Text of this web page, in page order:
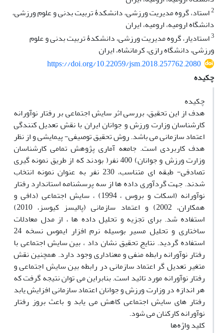
2استاد، گروه مدیریت ورزشی، دانشکدۀ تربیت بدنی و علوم ورزشی،
دانشگاه ارومیه، ارومیه، ایران
3استادیار، گروه مدیریت ورزشی، دانشکدۀ تربیت بدنی و علوم
ورزشی، دانشگاه رازی، کرمانشاه، ایران
https://doi.org/10.22059/jsm.2018.257762.2080
چکیده
چکیده
هدف از این تحقیق، بررسی اثر سایش اجتماعی بر رفتار نوآورانه
کارشناسان وزارت ورزش و جوانان ایران با نقش تعدیل کنندگی
اعتماد سازمانی می باشد. روش تحقیق توصیفی- پیمایشی و از نظر
هدف کاربردی است. جامعه آماری پژوهش تمامی کارشناسان
وزارت ورزش و جوانان) 400 نفر( بودند که از طریق نمونه گیری
تصادفی- طبقه ای متناسب، 230 نفر به عنوان نمونه انتخاب
شدند. جهت گردآوری داده ها از سه پرسشنامه استاندارد رفتار
نوآورانه (اسکات و بروس ، 1994) ، سایش اجتماعی (دافی و
همکاران، 2002) و اعتماد سازمانی (پالیسز کیوسز، 2010)
استفاده شد. برای تجزیه و تحلیل داده ها ، از مدل معادلات
ساختاری و تحلیل مسیر بوسیله نرم افزار ایموس نسخه 24
استفاده گردید. نتایج تحقیق نشان داد ، بین سایش اجتماعی با
رفتار نوآورانه رابطه منفی و معناداری وجود دارد. همچنین نقش
متغیر تعدیل گر اعتماد سازمانی در رابطه بین سایش اجتماعی و
رفتار نوآورانه مورد تائید است. بنابراین می توان نتیجه گرفت که
هر اندازه در وزارت ورزش و جوانان اعتماد سازمانی افزایش یابد
رفتار های سایش اجتماعی کاهش می یابد و باعث بروز رفتار
نوآورانه کارکنان می شود.
کلید واژه‌ها